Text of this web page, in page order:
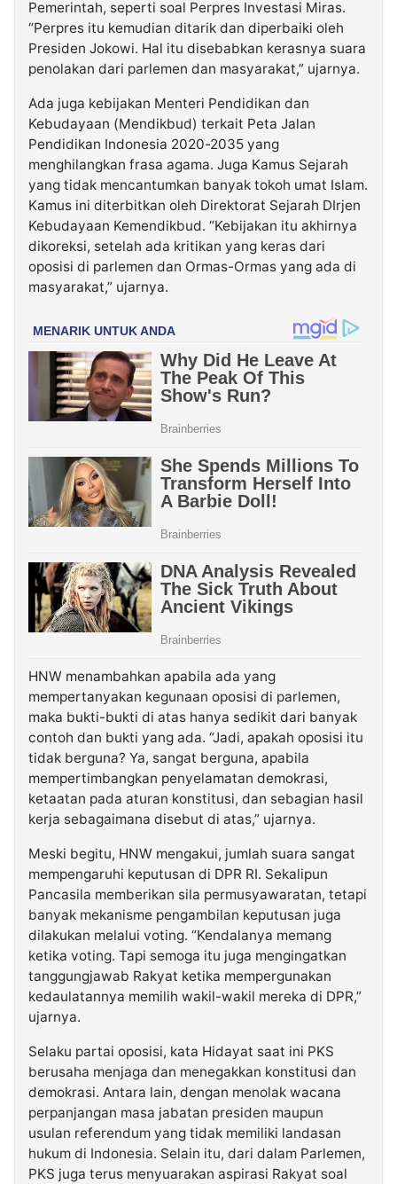
Pemerintah, seperti soal Perpres Investasi Miras.
“Perpres itu kemudian ditarik dan diperbaiki oleh
Presiden Jokowi. Hal itu disebabkan kerasnya suara
penolakan dari parlemen dan masyarakat,” ujarnya.
Ada juga kebijakan Menteri Pendidikan dan
Kebudayaan (Mendikbud) terkait Peta Jalan
Pendidikan Indonesia 2020-2035 yang
menghilangkan frasa agama. Juga Kamus Sejarah
yang tidak mencantumkan banyak tokoh umat Islam.
Kamus ini diterbitkan oleh Direktorat Sejarah DIrjen
Kebudayaan Kemendikbud. “Kebijakan itu akhirnya
dikoreksi, setelah ada kritikan yang keras dari
oposisi di parlemen dan Ormas-Ormas yang ada di
masyarakat,” ujarnya.
HNW menambahkan apabila ada yang
mempertanyakan kegunaan oposisi di parlemen,
maka bukti-bukti di atas hanya sedikit dari banyak
contoh dan bukti yang ada. “Jadi, apakah oposisi itu
tidak berguna? Ya, sangat berguna, apabila
mempertimbangkan penyelamatan demokrasi,
ketaatan pada aturan konstitusi, dan sebagian hasil
kerja sebagaimana disebut di atas,” ujarnya.
Meski begitu, HNW mengakui, jumlah suara sangat
mempengaruhi keputusan di DPR RI. Sekalipun
Pancasila memberikan sila permusyawaratan, tetapi
banyak mekanisme pengambilan keputusan juga
dilakukan melalui voting. “Kendalanya memang
ketika voting. Tapi semoga itu juga mengingatkan
tanggungjawab Rakyat ketika mempergunakan
kedaulatannya memilih wakil-wakil mereka di DPR,”
ujarnya.
Selaku partai oposisi, kata Hidayat saat ini PKS
berusaha menjaga dan menegakkan konstitusi dan
demokrasi. Antara lain, dengan menolak wacana
perpanjangan masa jabatan presiden maupun
usulan referendum yang tidak memiliki landasan
hukum di Indonesia. Selain itu, dari dalam Parlemen,
PKS juga terus menyuarakan aspirasi Rakyat soal